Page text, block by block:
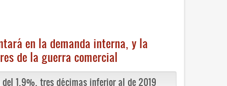
en la demanda interna, y la
de la guerra comercial
1,9%, tres décimas inferior al de 2019